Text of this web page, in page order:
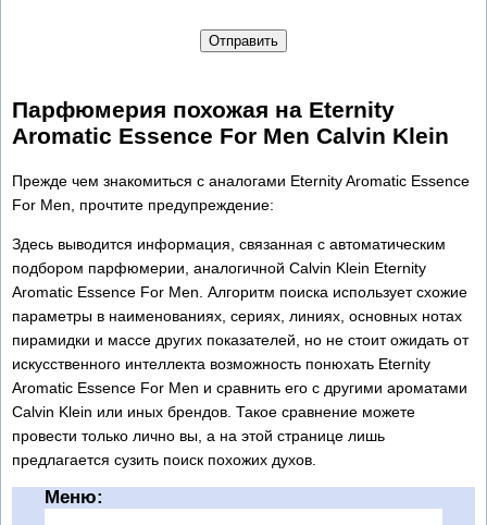
Отправить
Парфюмерия похожая на Eternity
Aromatic Essence For Men Calvin Klein
Прежде чем знакомиться с аналогами Eternity Aromatic Essence
For Men, прочтите предупреждение:
Здесь выводится информация, связанная с автоматическим
подбором парфюмерии, аналогичной Calvin Klein Eternity
Aromatic Essence For Men. Алгоритм поиска использует схожие
параметры в наименованиях, сериях, линиях, основных нотах
пирамидки и массе других показателей, но не стоит ожидать от
искусственного интеллекта возможность понюхать Eternity
Aromatic Essence For Men и сравнить его с другими ароматами
Calvin Klein или иных брендов. Такое сравнение можете
провести только лично вы, а на этой странице лишь
предлагается сузить поиск похожих духов.
Меню: